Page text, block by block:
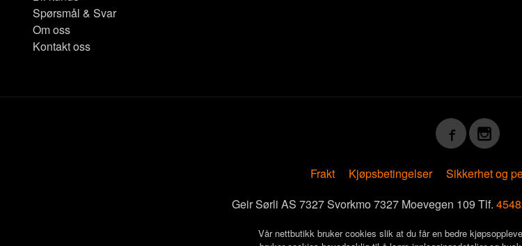
Spørsmål & Svar
Om oss
Kontakt oss
Frakt Kjøpsbetingelser Sikkerhet og
Geir Sørli AS 7327 Svorkmo 7327 Moevegen 109 Tlf.
Vår nettbutikk bruker cookies slik at du får en bedre